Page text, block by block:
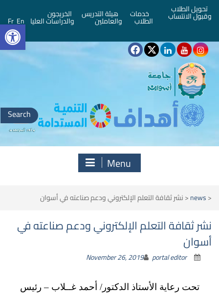
تحويل الطلاب
وقبول الانتساب خدمات
الطلاب
هيئة التدريس
والعاملين
الخريجون
والدراسات العليا En
Fr
Search
for:
Menu
<
news
<نشر ثقافة التعلم الإلكتروني ودعم صناعته في أسوان
نشر ثقافة التعلم الإلكتروني ودعم صناعته في
أسوان
November 26, 2019 portal editor
تحت رعاية الأستاذ الدكتور/ أحمد غــلاب – رئيس